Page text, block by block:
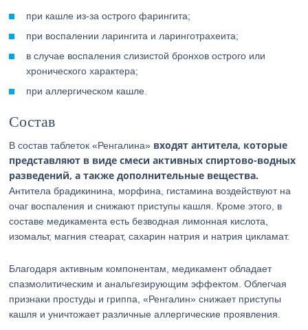
при кашле из-за острого фарингита;
при воспалении ларингита и ларинготрахеита;
в случае воспаления слизистой бронхов острого или
хронического характера;
при аллергическом кашле.
Состав
В состав таблеток «Ренгалина» входят антитела, которые
представляют в виде смеси активных спиртово-водных
разведений, а также дополнительные вещества.
Антитела брадикинина, морфина, гистамина воздействуют на
очаг воспаления и снижают приступы кашля. Кроме этого, в
составе медикамента есть безводная лимонная кислота,
изомальт, магния стеарат, сахарин натрия и натрия цикламат.
Благодаря активным компонентам, медикамент обладает
спазмолитическим и анальгезирующим эффектом. Облегчая
признаки простуды и гриппа, «Ренгалин» снижает приступы
кашля и уничтожает различные аллергические проявления.